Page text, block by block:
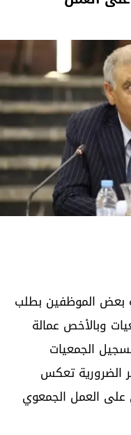
بعض الموظفين بطلب
وبالأخص عمالة
الجمعيات
الضرورية تعكس
على العمل الجمعوي